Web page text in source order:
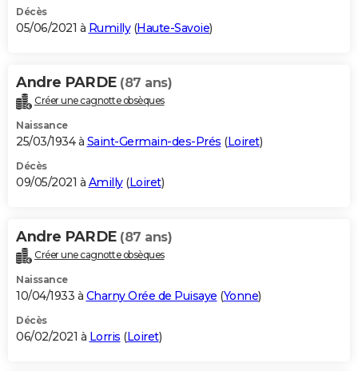
Décès
05/06/2021 à Rumilly(Haute-Savoie)
Andre PARDE (87 ans)
Créer une cagnotte obsèques
Naissance
25/03/1934 à Saint-Germain-des-Prés (Loiret)
Décès
09/05/2021 à Amilly(Loiret)
Andre PARDE (87 ans)
Créer une cagnotte obsèques
Naissance
10/04/1933 à Charny Orée de Puisaye (Yonne)
Décès
06/02/2021 à Lorris (Loiret)